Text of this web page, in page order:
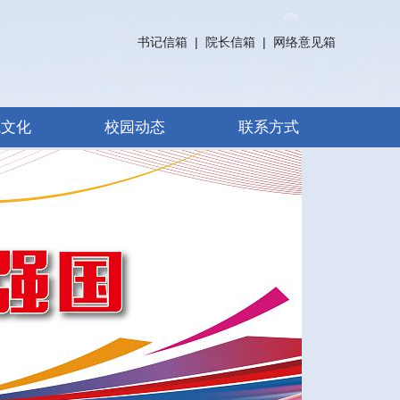
书记信箱 | 院长信箱 | 网络意见箱
化 校园动态 联系方式